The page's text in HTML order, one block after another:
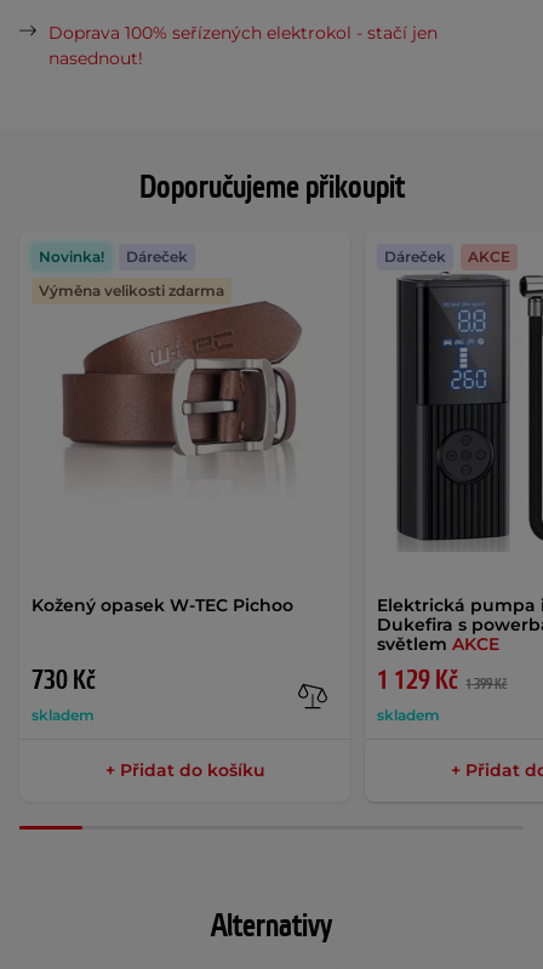
Doporučujeme přikoupit
Kožený opasek W-TEC Pichoo
730 Kč
skladem
Novinka!
Dáreček
Výměna velikosti zdarma
+ Přidat do košíku
Elektrická pumpa
Dukefira s
světlemAKCE
1 129 Kč 1 399 Kč
skladem
Dáreček AKCE
+ Přidat
Doprava 100% seřízených elektrokol - stačí jen
nasednout!
Alternativy